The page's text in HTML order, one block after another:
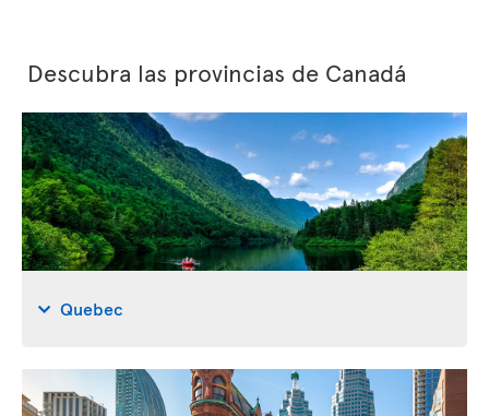
Descubra las provincias de Canadá
Quebec